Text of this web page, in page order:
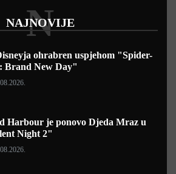
NAJNOVIJE
N
ohrabren uspjehom "Spider-
Brand New Day"
Harbour je ponovo Djeda Mraz u
Night 2"